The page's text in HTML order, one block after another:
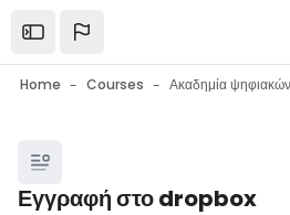
Open the sidebar
Home Courses
Blocks
Εγγραφή στο dropbox